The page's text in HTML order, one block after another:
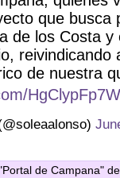
que busca
de los Costa y
reivindicando
de nuestra
HgClypFp7W
de Campana"